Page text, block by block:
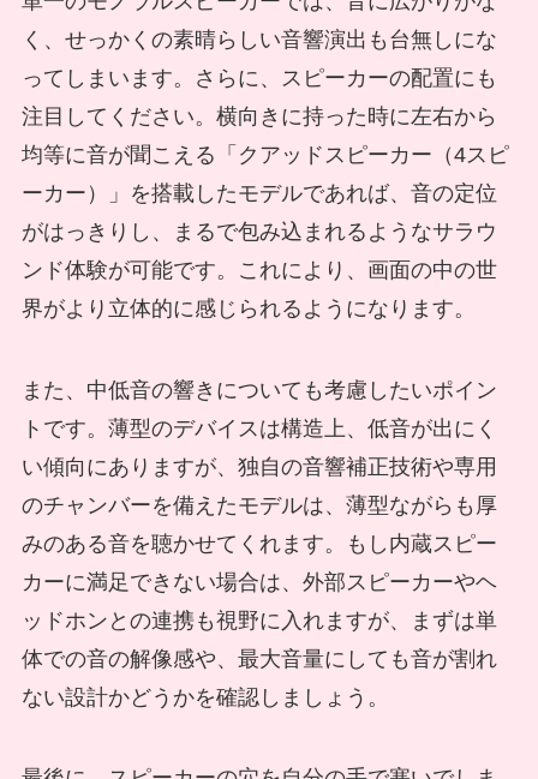
く、せっかくの素晴らしい音響演出も台無しにな
ってしまいます。さらに、スピーカーの配置にも
注目してください。横向きに持った時に左右から
均等に音が聞こえる「クアッドスピーカー（4スピ
ーカー）」を搭載したモデルであれば、音の定位
がはっきりし、まるで包み込まれるようなサラウ
ンド体験が可能です。これにより、画面の中の世
界がより立体的に感じられるようになります。
また、中低音の響きについても考慮したいポイン
トです。薄型のデバイスは構造上、低音が出にく
い傾向にありますが、独自の音響補正技術や専用
のチャンバーを備えたモデルは、薄型ながらも厚
みのある音を聴かせてくれます。もし内蔵スピー
カーに満足できない場合は、外部スピーカーやヘ
ッドホンとの連携も視野に入れますが、まずは単
体での音の解像感や、最大音量にしても音が割れ
ない設計かどうかを確認しましょう。